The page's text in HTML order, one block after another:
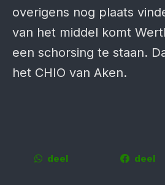
overigens nog plaats
van het middel komt
een schorsing te staan.
het CHIO van Aken.
deel deel